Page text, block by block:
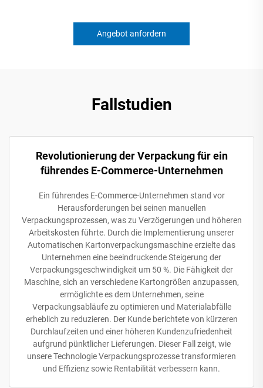
Angebot anfordern
Fallstudien
Revolutionierung der Verpackung für ein
führendes E-Commerce-Unternehmen
Ein führendes E-Commerce-Unternehmen stand vor
Herausforderungen bei seinen manuellen
Verpackungsprozessen, was zu Verzögerungen und höheren
Arbeitskosten führte. Durch die Implementierung unserer
Automatischen Kartonverpackungsmaschine erzielte das
Unternehmen eine beeindruckende Steigerung der
Verpackungsgeschwindigkeit um 50 %. Die Fähigkeit der
Maschine, sich an verschiedene Kartongrößen anzupassen,
ermöglichte es dem Unternehmen, seine
Verpackungsabläufe zu optimieren und Materialabfälle
erheblich zu reduzieren. Der Kunde berichtete von kürzeren
Durchlaufzeiten und einer höheren Kundenzufriedenheit
aufgrund pünktlicher Lieferungen. Dieser Fall zeigt, wie
unsere Technologie Verpackungsprozesse transformieren
und Effizienz sowie Rentabilität verbessern kann.